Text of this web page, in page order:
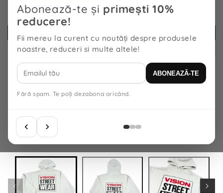
Abonează-te și primești 10%
reducere!
Fii mereu la curent cu noutăți despre produsele
noastre, reduceri si multe altele!
ABONEAZĂ-TE
Fără spam. Te poți dezabona oricând.